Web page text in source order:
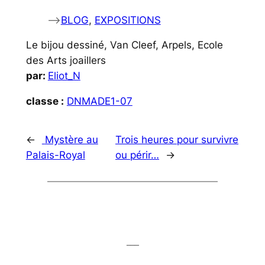
–>BLOG, EXPOSITIONS
Le bijou dessiné, Van Cleef, Arpels, Ecole
des Arts joaillers
par: Eliot_N
classe : DNMADE1-07
←
Mystère au
Palais-Royal
Trois heures pour survivre
ou périr…
→